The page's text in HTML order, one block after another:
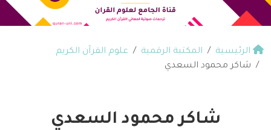
الرئيسية المكتبة الرقمية
علوم القرآن الكريم
شاكر محمود السعدي
شاكر محمود السعدي